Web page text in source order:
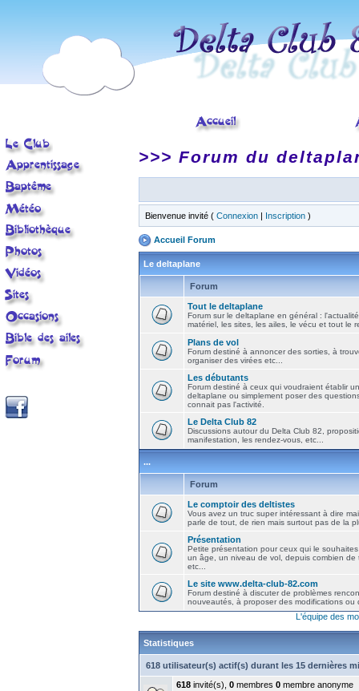
>>> Forum du
Bienvenue invité ( Connexion | Inscription )
Accueil Forum
Le deltaplane
Forum
Tout le deltaplane
Forum sur le deltaplane en général :
matériel, les sites, les ailes, le vécu et tout le
Plans de vol
Forum destiné à annoncer des sorties, à
organiser des virées etc...
Les débutants
Forum destiné à ceux qui voudraient établir
deltaplane ou simplement poser des
connait pas l'activité.
Le Delta Club 82
Discussions autour du Delta Club 82,
manifestation, les rendez-vous, etc...
...
Forum
Le comptoir des deltistes
Vous avez un truc super intéressant à dire
parle de tout, de rien mais surtout pas de la
Présentation
Petite présentation pour ceux qui le
un âge, un niveau de vol, depuis combien de
etc...
Le site www.delta-club-82.com
Forum destiné à discuter de problèmes
nouveautés, à proposer des modifications ou
L'équipe des
Statistiques
618 utilisateur(s) actif(s) durant les 15 dernières
618 invité(s), 0 membres 0 membre anonyme